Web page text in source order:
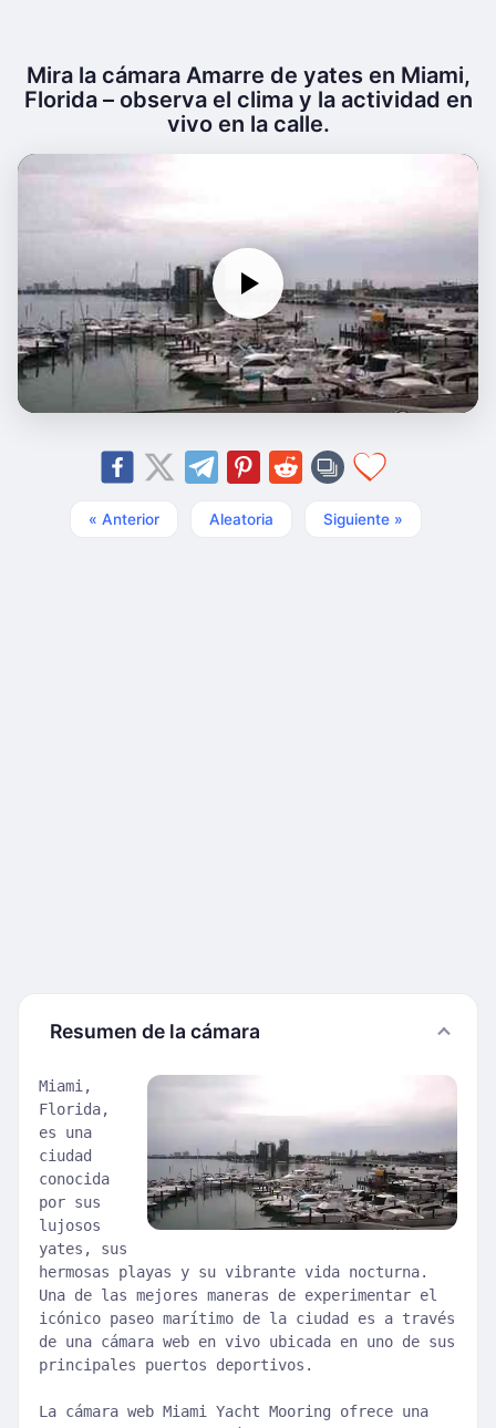
Mira la cámara Amarre de yates en Miami,
Florida – observa el clima y la actividad en
vivo en la calle.
« Anterior Aleatoria Siguiente »
Resumen de la cámara
Miami,
Florida,
es una
ciudad
conocida
por sus
lujosos
yates, sus
hermosas playas y su vibrante vida nocturna.
Una de las mejores maneras de experimentar el
icónico paseo marítimo de la ciudad es a través
de una cámara web en vivo ubicada en uno de sus
principales puertos deportivos.
La cámara web Miami Yacht Mooring ofrece una